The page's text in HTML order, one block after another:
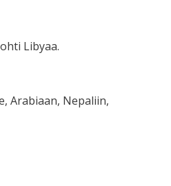
Libyaa.
Arabiaan, Nepaliin,